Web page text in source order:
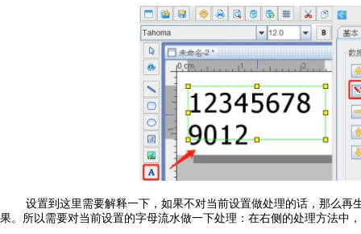
设置到这里需要解释一下，如果不对当前设置做处理的话，那么
果。所以需要对当前设置的字母流水做一下处理：在右侧的处理方法中